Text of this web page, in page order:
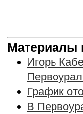
Материалы
Игорь
График
В